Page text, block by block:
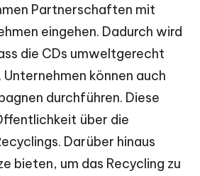
Partnerschaften mit
eingehen. Dadurch wird
die CDs umweltgerecht
können auch
durchführen. Diese
über die
Darüber hinaus
bieten, um das Recycling zu